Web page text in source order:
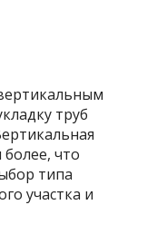
труб
что
типа
участка и